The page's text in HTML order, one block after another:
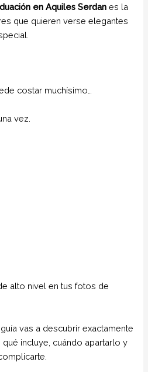
en Aquiles Serdanes la
que quieren verse elegantes
costar muchísimo…
vez.
alto nivel en tus fotos de
vas a descubrir exactamente
incluye, cuándo apartarlo y